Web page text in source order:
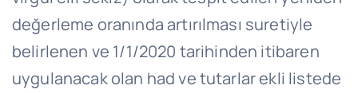
değerleme oranında artırılması suretiyle
belirlenen ve 1/1/2020 tarihinden itibaren
uygulanacak olan had ve tutarlar ekli listede